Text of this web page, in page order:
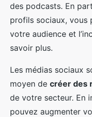
des podcasts. En
profils sociaux, vous
votre audience et
savoir plus.
Les médias sociaux
moyen de créer des
de votre secteur. En
pouvez augmenter